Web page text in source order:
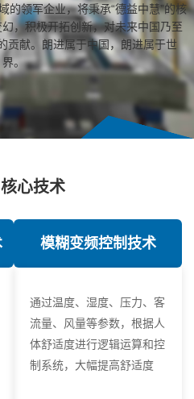
的领军企业，将秉承“德益中慧”的核
，积极开拓创新，对未来中国乃至
贡献。朗进属于中国，朗进属于世
界。
心技术
模糊变频控制技术
通过温度、湿度、压力、客
流量、风量等参数，根据人
体舒适度进行逻辑运算和控
制系统，大幅提高舒适度